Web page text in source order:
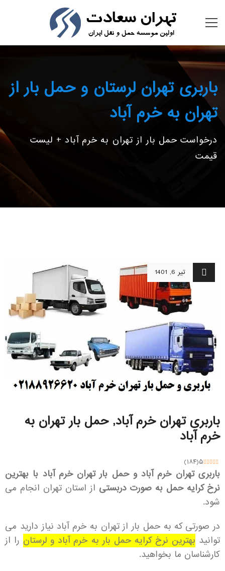
باربری تهران لرستان و حمل بار از
تهران به خرم آباد
درخواست حمل بار از تهران به خرم آباد + لیست
قیمت
تیر 6, 1401
باربری تهران خرم آباد, حمل بار تهران به
خرم آباد
۵(۱۸۴)
باربری تهران خرم آباد و حمل بار تهران خرم آباد با بهترین
نرخ کرایه حمل به صورت دربستی از استان تهران انجام می
شود.
در صورتی که به حمل بار از تهران به خرم آباد نیاز دارید می
توانید بهترین نرخ کرایه حمل بار به خرم آباد و لرستان را از
کارشناسان ما بخواهید.